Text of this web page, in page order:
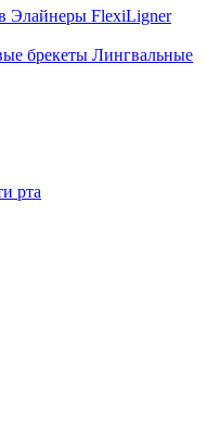
Элайнеры FlexiLigner
брекеты Лингвальные
рта